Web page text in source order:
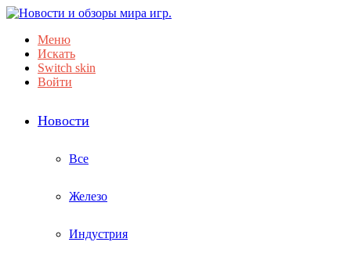
Меню
Искать
Switch skin
Войти
Новости
Все
Железо
Индустрия